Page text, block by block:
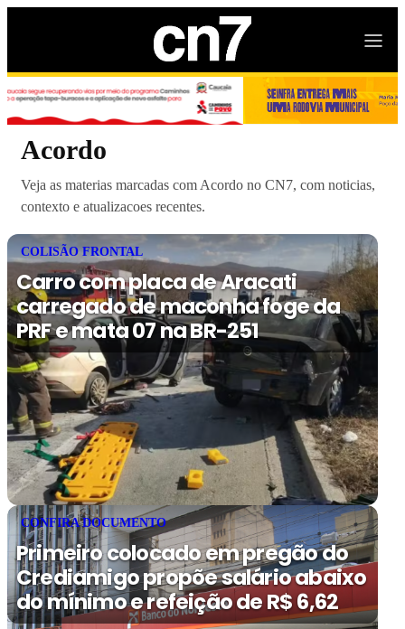
Acordo
Veja as materias marcadas com Acordo no CN7, com noticias,
contexto e atualizacoes recentes.
COLISÃO FRONTAL
Carro com placa de Aracati
carregado de maconha foge da
PRF e mata 07 na BR-251
CONFIRA DOCUMENTO
Primeiro colocado em pregão do
Crediamigo propõe salário abaixo
do mínimo e refeição de R$ 6,62